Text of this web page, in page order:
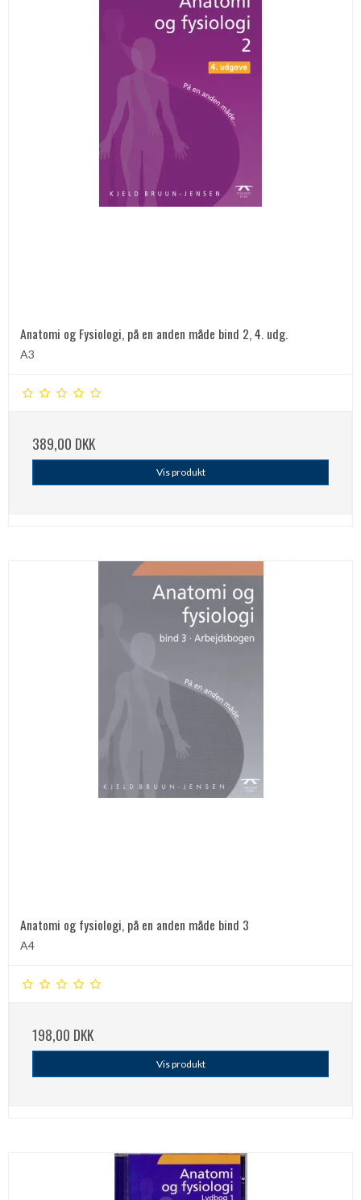
Anatomi og Fysiologi, på en anden måde bind 2, 4. udg.
A3
389,00 DKK
Vis produkt
Anatomi og fysiologi, på en anden måde bind 3
A4
198,00 DKK
Vis produkt